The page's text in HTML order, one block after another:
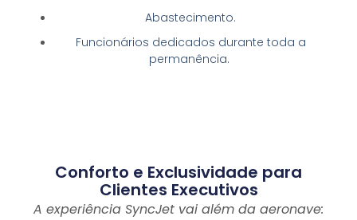
Abastecimento.
Funcionários dedicados durante toda a
permanência.
Conforto e Exclusividade para
Clientes Executivos
A experiência SyncJet vai além da aeronave: